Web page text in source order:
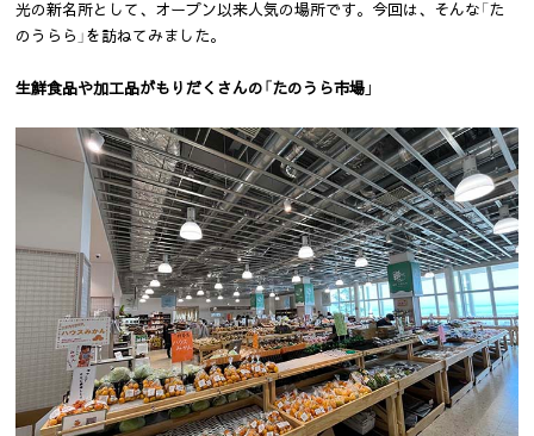
光の新名所として、オープン以来人気の場所です。今回は、そんな「た
のうらら」を訪ねてみました。
生鮮食品や加工品がもりだくさんの「たのうら市場」